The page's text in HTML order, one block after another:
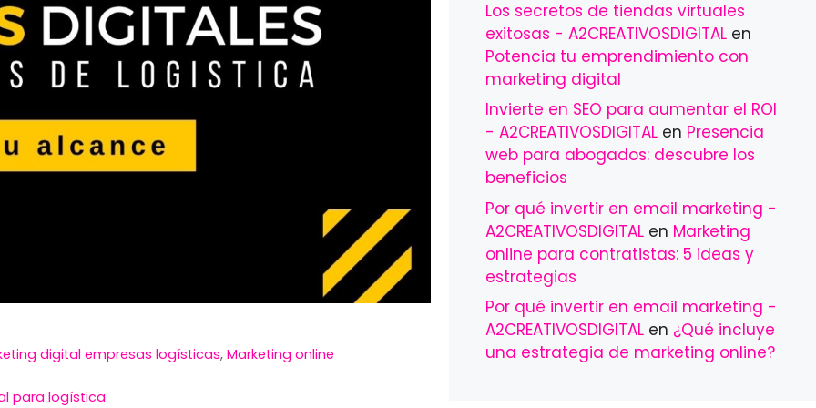
digital empresas logísticas, Marketing online
para logística
Los secretos de tiendas virtuales
exitosas - A2CREATIVOSDIGITALen
Potencia tu emprendimiento con
marketing digital
Invierte en SEO para aumentar el ROI
- A2CREATIVOSDIGITALen Presencia
web para abogados: descubre los
beneficios
Por qué invertir en email marketing -
A2CREATIVOSDIGITALen Marketing
online para contratistas: 5 ideas y
estrategias
Por qué invertir en email marketing -
A2CREATIVOSDIGITALen ¿Qué incluye
una estrategia de marketing online?